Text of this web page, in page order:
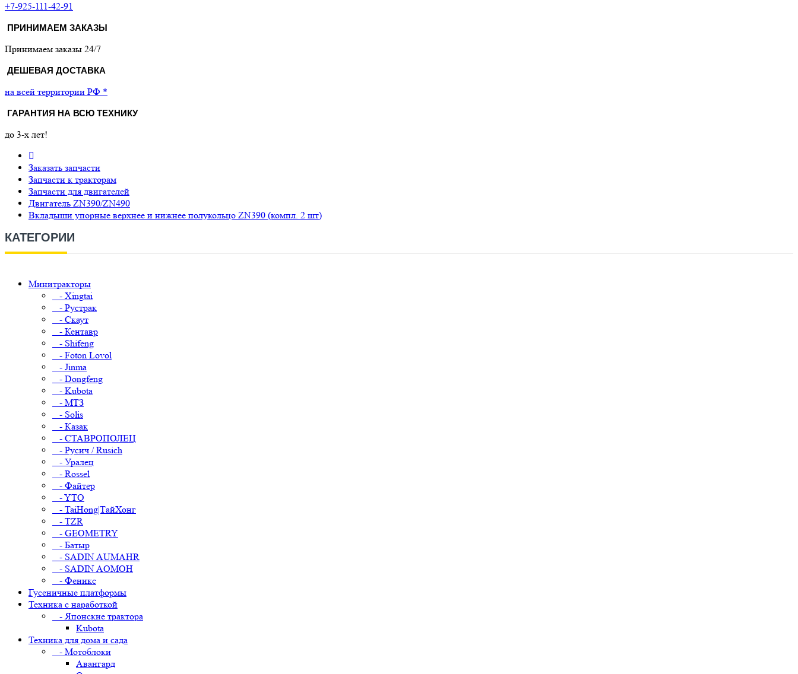
+7-925-111-42-91
ПРИНИМАЕМ ЗАКАЗЫ
Принимаем заказы 24/7
ДЕШЕВАЯ ДОСТАВКА
на всей территории РФ *
ГАРАНТИЯ НА ВСЮ ТЕХНИКУ
до 3-х лет!
Заказать запчасти
Запчасти к тракторам
Запчасти для двигателей
Двигатель ZN390/ZN490
Вкладыши упорные верхнее и нижнее полукольцо ZN390 (компл. 2 шт)
КАТЕГОРИИ
Минитракторы
- Xingtai
- Рустрак
- Скаут
- Кентавр
- Shifeng
- Foton Lovol
- Jinma
- Dongfeng
- Kubota
- МТЗ
- Solis
- Казак
- СТАВРОПОЛЕЦ
- Русич / Rusich
- Уралец
- Rossel
- Файтер
- YTO
- TaiHong|ТайХонг
- TZR
- GEOMETRY
- Батыр
- SADIN AUMAHR
- SADIN AOMOH
- Феникс
Гусеничные платформы
Техника с наработкой
- Японские трактора
Kubota
Техника для дома и сада
- Мотоблоки
Авангард